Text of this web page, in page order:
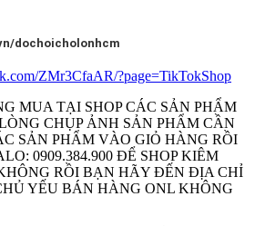
dochoicholonhcm
ZMr3CfaAR/?page=TikTokShop
MUA TẠI SHOP CÁC SẢN PHẨM
CHỤP ẢNH SẢN PHẨM CẦN
SẢN PHẨM VÀO GIỎ HÀNG RỒI
0909.384.900 ĐỂ SHOP KIÊM
RỒI BẠN HÃY ĐẾN ĐỊA CHỈ
YẾU BÁN HÀNG ONL KHÔNG